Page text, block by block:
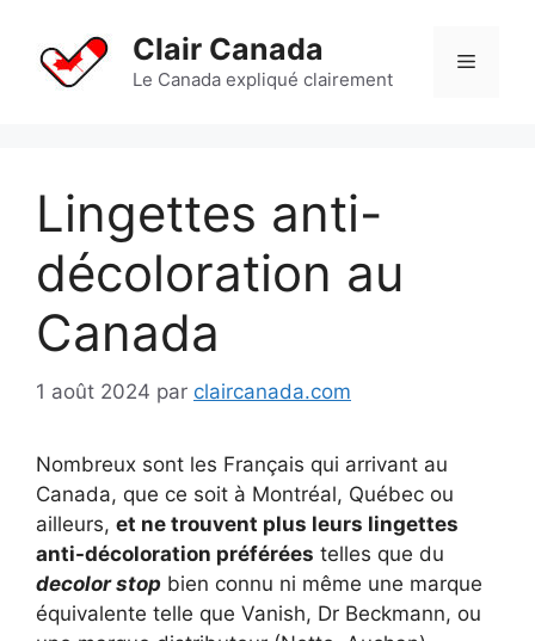
contenu
Clair Canada
Le Canada expliqué clairement
Menu
Lingettes anti-
décoloration au
Canada
1 août 2024 par claircanada.com
Nombreux sont les Français qui arrivant au
Canada, que ce soit à Montréal, Québec ou
ailleurs, et ne trouvent plus leurs lingettes
anti-décoloration préférées telles que du
decolor stop bien connu ni même une marque
équivalente telle que Vanish, Dr Beckmann, ou